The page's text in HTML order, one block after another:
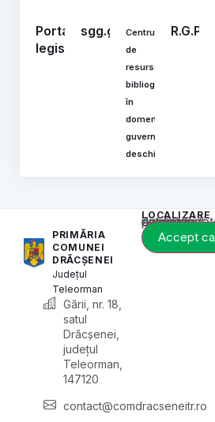
Portal
legislativ
sgg.gov.ro
Centrul
de
resurse
bibliografice
în
domeniul
guvernării
deschise
R.G.P.D.
PRIMĂRIA
COMUNEI
DRĂCȘENEI
Județul
Teleorman
Gării, nr. 18,
satul
Drăcșenei,
județul
Teleorman,
147120
contact@comdracseneitr.ro
LOCALIZARE
Acest conținut este blocat până când acceptați categoria corespunzătoare de cookie-uri.
Accept